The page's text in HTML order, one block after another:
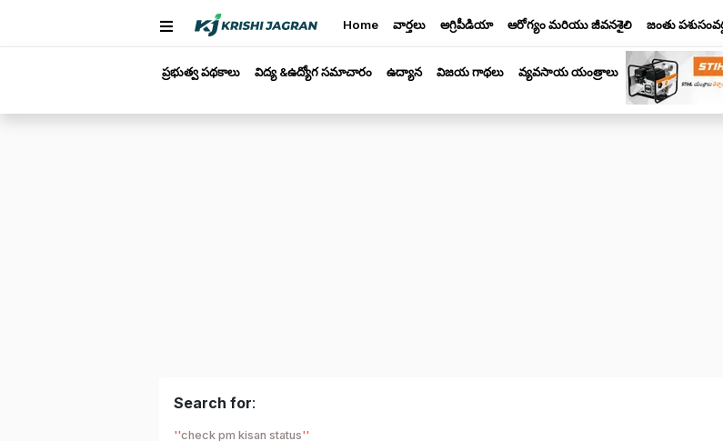
Home వార్తలు అగ్రిపీడియా ఆరోగ్యం మరియు జీవనశైలి జంతు
ప్రభుత్వ పథకాలు విద్య &ఉద్యోగ సమాచారం ఉద్యాన విజయ గాథలు వ్యవసాయ యంత్రాలు
Search for:
check pm kisan status